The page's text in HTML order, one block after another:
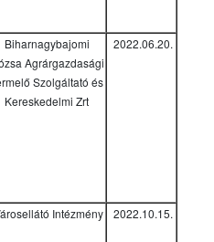
Biharnagybajomi
Agrárgazdasági
Szolgáltató és
Kereskedelmi Zrt
2022.06.20.
Intézmény 2022.10.15.